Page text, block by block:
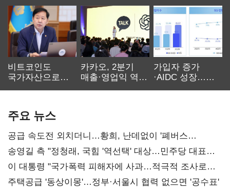
비트코인도
국가자산으로…'
카카오, 2분기
매출·영업익 역대
가입자 증가
·AIDC 성장…
주요 뉴스
공급 속도전 외치더니…황희, 난데없이 '폐버스
리모델링' 제안
송영길 측 "정청래, 국힘 '역선택' 대상…민주당 대표로
총선 지휘 못해"
이 대통령 "국가폭력 피해자에 사과…적극적 조사로
진실 밝혀야"
주택공급 '동상이몽'…정부·서울시 협력 없으면 '공수표'